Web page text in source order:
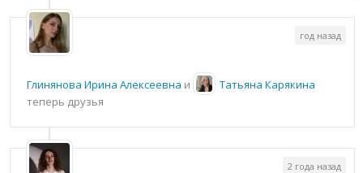
Глинянова Ирина Алексеевна и
Татьяна Карякина
теперь друзья
год назад
2 года назад